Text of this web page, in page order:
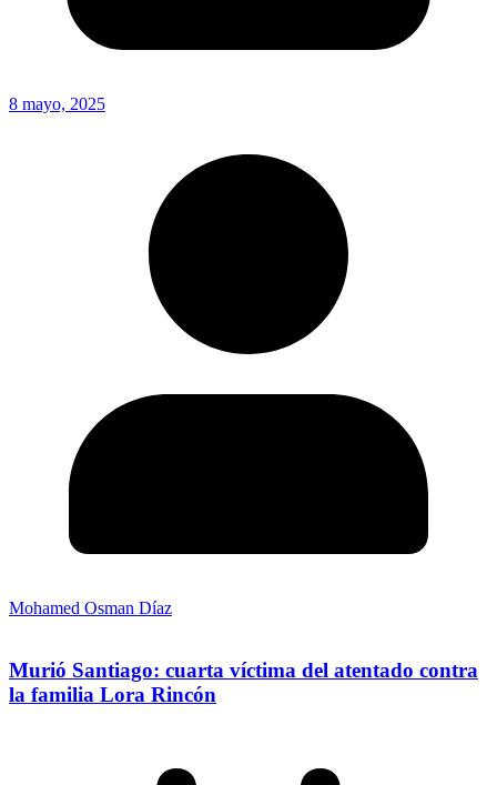
8 mayo, 2025
Mohamed Osman Díaz
Murió Santiago: cuarta víctima del atentado contra
la familia Lora Rincón